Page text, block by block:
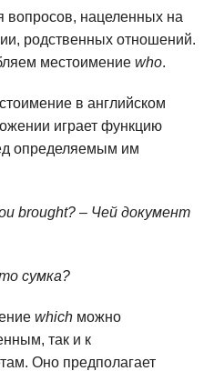
вопросов, нацеленных на
родственных отношений.
местоимение who.
в английском
играет функцию
определяемым им
brought? – Чей документ
сумка?
which можно
так и к
Оно предполагает